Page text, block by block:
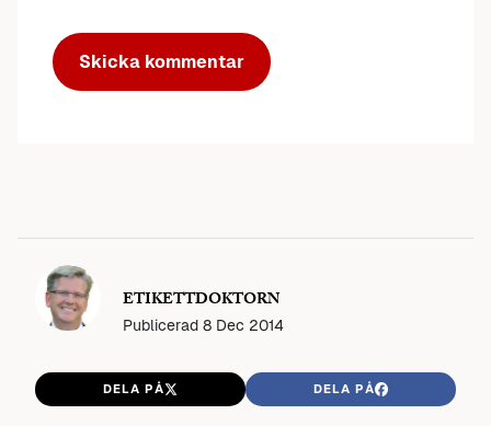
ETIKETTDOKTORN
Publicerad 8 Dec 2014
DELA PÅ DELA PÅ